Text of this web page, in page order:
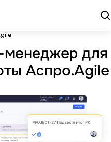
менеджер для
Аспро.Agile